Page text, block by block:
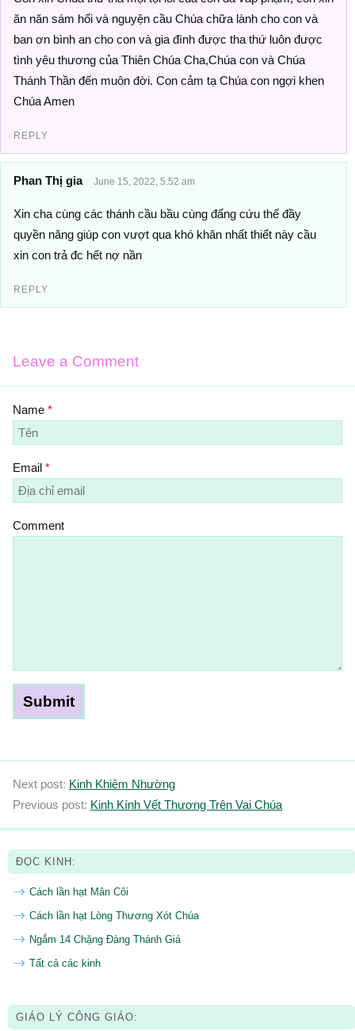
ăn năn sám hối và nguyện cầu Chúa chữa lành cho con và
ban ơn bình an cho con và gia đình được tha thứ luôn được
tình yêu thương của Thiên Chúa Cha,Chúa con và Chúa
Thánh Thần đến muôn đời. Con cảm tạ Chúa con ngợi khen
Chúa Amen
REPLY
Phan Thị gia June 15, 2022, 5:52 am
Xin cha cùng các thánh cầu bầu cùng đấng cứu thế đầy
quyền năng giúp con vượt qua khó khăn nhất thiết này cầu
xin con trả đc hết nợ nần
REPLY
Leave a Comment
Name *
Email *
Comment
Next post: Kinh Khiêm Nhường
Previous post: Kinh Kính Vết Thương Trên Vai Chúa
ĐỌC KINH:
Cách lần hạt Mân Côi
Cách lần hạt Lòng Thương Xót Chúa
Ngắm 14 Chặng Đàng Thánh Giá
Tất cả các kinh
GIÁO LÝ CÔNG GIÁO: